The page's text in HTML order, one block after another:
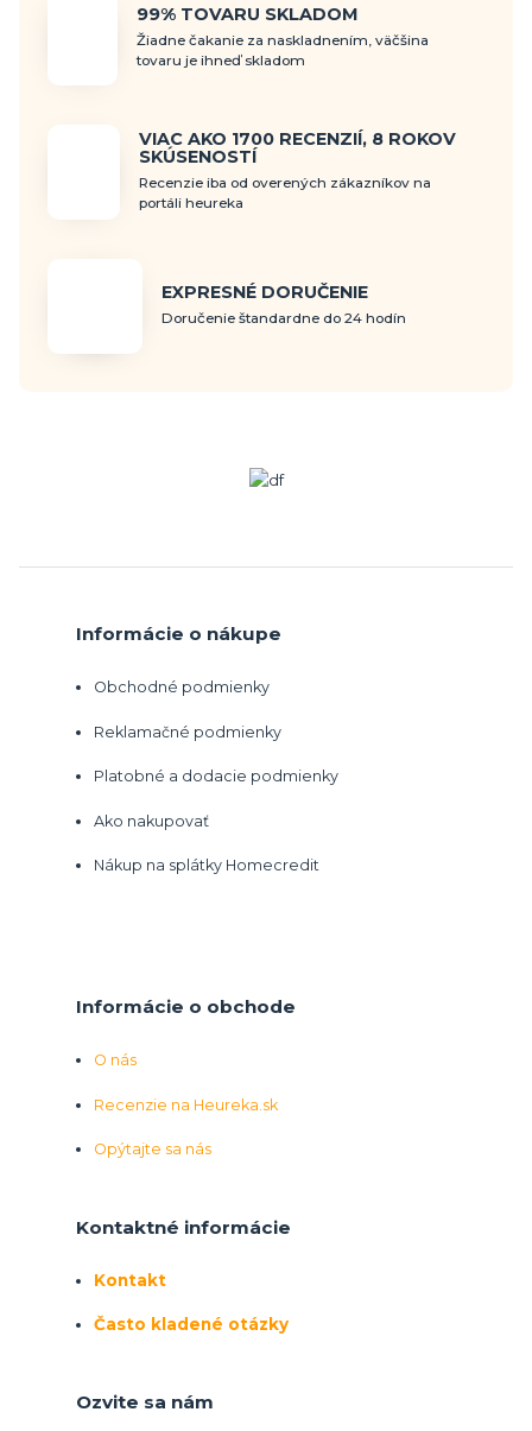
99% TOVARU SKLADOM
Žiadne čakanie za naskladnením, väčšina
tovaru je ihneď skladom
VIAC AKO 1700 RECENZIÍ, 8 ROKOV
SKÚSENOSTÍ
Recenzie iba od overených zákazníkov na
portáli heureka
EXPRESNÉ DORUČENIE
Doručenie štandardne do 24 hodín
Informácie o nákupe
Obchodné podmienky
Reklamačné podmienky
Platobné a dodacie podmienky
Ako nakupovať
Nákup na splátky Homecredit
Informácie o obchode
O nás
Recenzie na Heureka.sk
Opýtajte sa nás
Kontaktné informácie
Kontakt
Často kladené otázky
Ozvite sa nám